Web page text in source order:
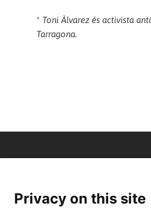
* Toni Àlvarez és activista
Tarragona.
Privacy on this site